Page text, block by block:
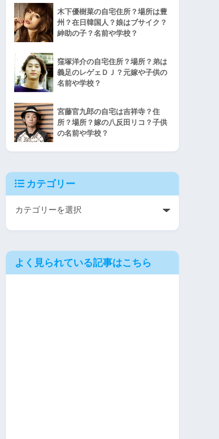
木下優樹菜の自宅住所？場所は豊
州？在日韓国人？娘はブサイク？
紳助の子？名前や学校？
窪塚洋介の自宅住所？場所？弟は
義足のレゲェＤＪ？元嫁や子供の
名前や学校？
宮藤官九郎の自宅は吉祥寺？住
所？場所？嫁の八反田リコ？子供
の名前や学校？
カテゴリー
よく見られている記事はこちら